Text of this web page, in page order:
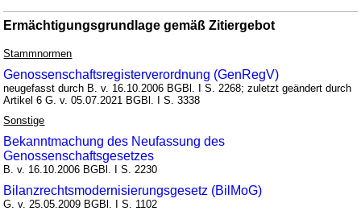
Ermächtigungsgrundlage gemäß Zitiergebot
Stammnormen
Genossenschaftsregisterverordnung (GenRegV)
neugefasst durch B. v. 16.10.2006 BGBl. I S. 2268; zuletzt geändert durch
Artikel 6 G. v. 05.07.2021 BGBl. I S. 3338
Sonstige
Bekanntmachung des Neufassung des
Genossenschaftsgesetzes
B. v. 16.10.2006 BGBl. I S. 2230
Bilanzrechtsmodernisierungsgesetz (BilMoG)
G. v. 25.05.2009 BGBl. I S. 1102